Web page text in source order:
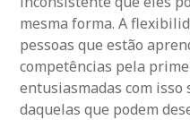
mesma forma. A
pessoas que estão
competências pela
entusiasmadas com
daquelas que podem